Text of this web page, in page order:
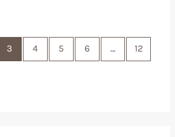
3 4 5 6 … 12